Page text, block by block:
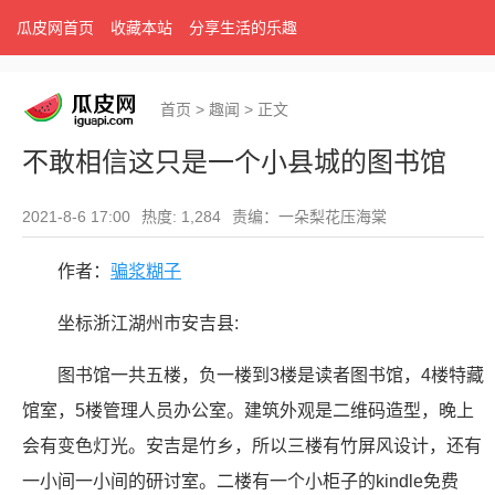
瓜皮网首页 收藏本站 分享生活的乐趣
首页 > 趣闻 > 正文
不敢相信这只是一个小县城的图书馆
2021-8-6 17:00 热度: 1,284 责编：一朵梨花压海棠
作者： 骗浆糊子
坐标浙江湖州市安吉县:
图书馆一共五楼，负一楼到3楼是读者图书馆，4楼特藏
馆室，5楼管理人员办公室。建筑外观是二维码造型，晚上
会有变色灯光。安吉是竹乡，所以三楼有竹屏风设计，还有
一小间一小间的研讨室。二楼有一个小柜子的kindle免费